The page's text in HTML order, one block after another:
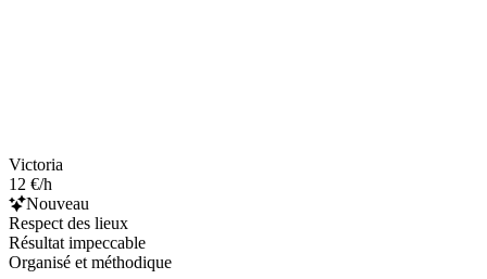
Victoria
12 €/h
Nouveau
Respect des lieux
Résultat impeccable
Organisé et méthodique